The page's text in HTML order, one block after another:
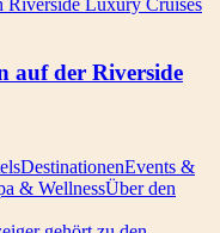
auf der Riverside
DestinationenEvents &
& WellnessÜber den